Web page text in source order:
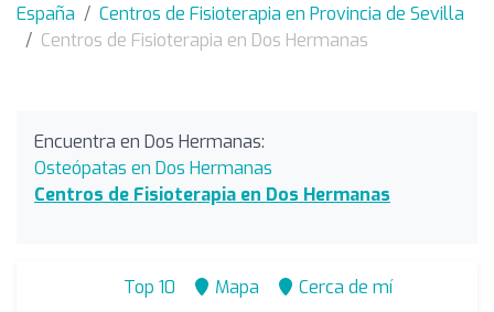
España
Centros de Fisioterapia en Provincia de Sevilla
Centros de Fisioterapia en Dos Hermanas
Encuentra en Dos Hermanas:
Osteópatas en Dos Hermanas
Centros de Fisioterapia en Dos Hermanas
Top 10 Mapa Cerca de mí